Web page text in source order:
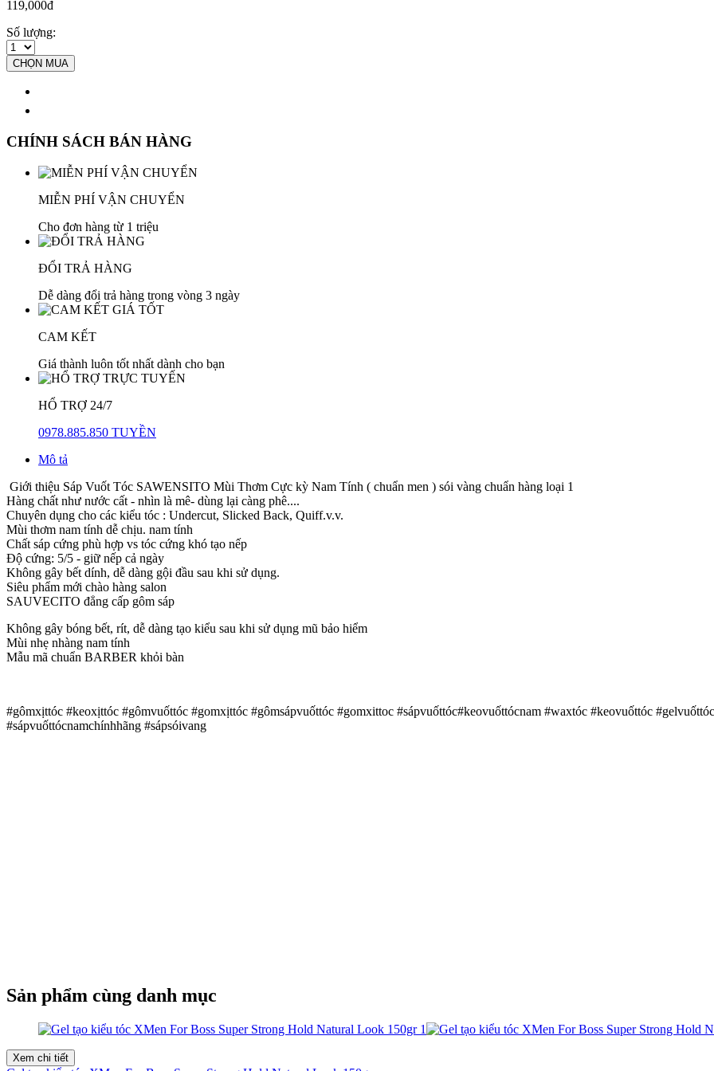
119,000đ
Số lượng:
CHỌN MUA
CHÍNH SÁCH BÁN HÀNG
MIỄN PHÍ VẬN CHUYỂN
Cho đơn hàng từ 1 triệu
ĐỔI TRẢ HÀNG
Dễ dàng đổi trả hàng trong vòng 3 ngày
CAM KẾT
Giá thành luôn tốt nhất dành cho bạn
HỔ TRỢ 24/7
0978.885.850 TUYỀN
Mô tả
Giới thiệu Sáp Vuốt Tóc SAWENSITO Mùi Thơm Cực kỳ Nam Tính ( chuẩn men ) sói vàng chuẩn hàng loại 1
Hàng chất như nước cất - nhìn là mê- dùng lại càng phê....
Chuyên dụng cho các kiểu tóc : Undercut, Slicked Back, Quiff.v.v.
Mùi thơm nam tính dễ chịu. nam tính
Chất sáp cứng phù hợp vs tóc cứng khó tạo nếp
Độ cứng: 5/5 - giữ nếp cả ngày
Không gây bết dính, dễ dàng gội đầu sau khi sử dụng.
Siêu phẩm mới chào hàng salon
SAUVECITO đẳng cấp gôm sáp
Không gây bóng bết, rít, dễ dàng tạo kiểu sau khi sử dụng mũ bảo hiểm
Mùi nhẹ nhàng nam tính
Mẫu mã chuẩn BARBER khỏi bàn
#gômxịttóc #keoxịttóc #gômvuốttóc #gomxịttóc #gômsápvuốttóc #gomxittoc #sápvuốttóc#keovuốttócnam #waxtóc #keovuốttóc
#sápvuốttócnamchínhhãng #sápsóivang
Sản phẩm cùng danh mục
Xem chi tiết